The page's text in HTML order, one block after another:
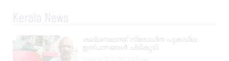
Kerala News
കല്ലമ്പലത്ത് നിരോധിത പുകയില
ഉത്പന്നങ്ങൾ പിടികൂടി.